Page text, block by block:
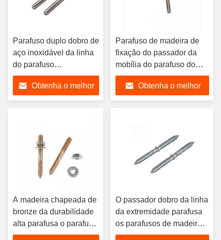
Parafuso duplo dobro de
aço inoxidável da linha
do parafuso
M10*200mm da linha da
montagem de painel
solar
Obtenha o melhor
Parafuso de madeira de
fixação do passador da
mobília do parafuso do
passador da linha da
cabeça do dobro M6
Obtenha o melhor
A madeira chapeada de
bronze da durabilidade
alta parafusa o parafuso
do passador da linha da
O passador dobro da linha
da extremidade parafusa
os parafusos de madeira
rosqueados dobro